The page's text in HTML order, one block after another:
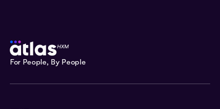
For People, By People